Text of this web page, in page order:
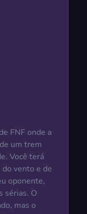
FNF onde a
um trem
Você terá
vento e de
oponente,
sérias. O
mas o